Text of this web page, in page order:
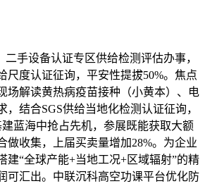
手设备认证专区供给检测评估办事，
尺度认证征询，平安性提拔50%。焦点
场解读黄热病疫苗接种（小黄本）、电
，结合SGS供给当地化检测认证征询，
蓝海中抢占先机，参展既能获取大额
做收集，上届买卖量增加28%。为企业
建“全球产能+当地工况+区域辐射”的精
可汇出。中联沉科高空功课平台优化防